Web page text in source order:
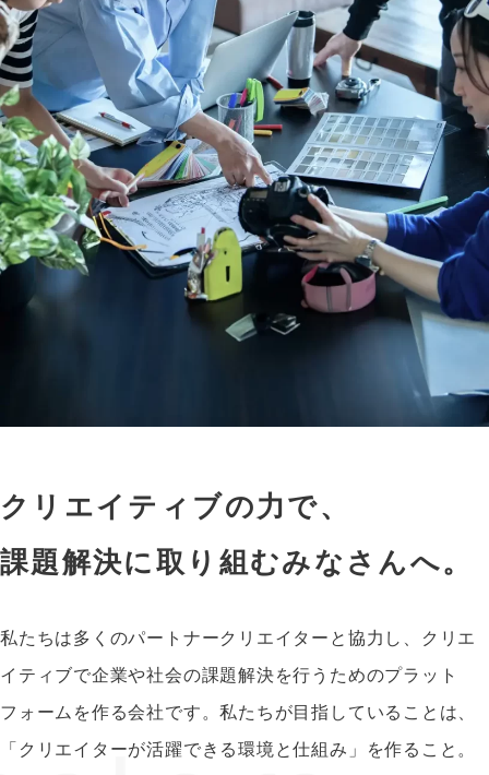
クリエイティブの力で、
課題解決に取り組むみなさんへ。
私たちは多くのパートナークリエイターと協力し、クリエ
イティブで企業や社会の課題解決を行うためのプラット
フォームを作る会社です。私たちが目指していることは、
「クリエイターが活躍できる環境と仕組み」を作ること。